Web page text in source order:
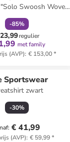
Swoosh Woven"
oranje
-85%
regulier
met family
(AVP): € 153,00*
Sportswear
zwart
-30%
: € 41,99
(AVP): € 59,99*